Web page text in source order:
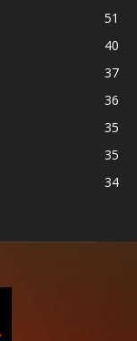
51
40
37
36
35
35
34